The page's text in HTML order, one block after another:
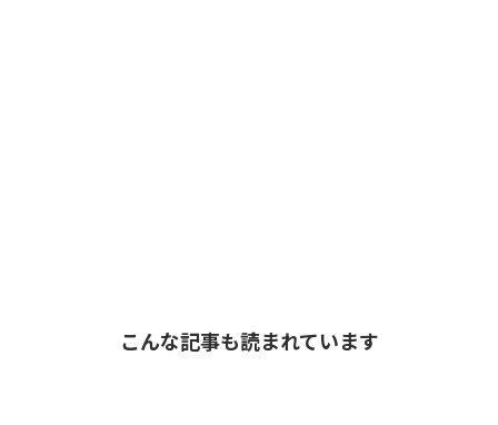
こんな記事も読まれています